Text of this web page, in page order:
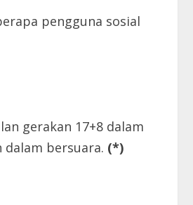
pengguna sosial
gerakan 17+8 dalam
bersuara. (*)